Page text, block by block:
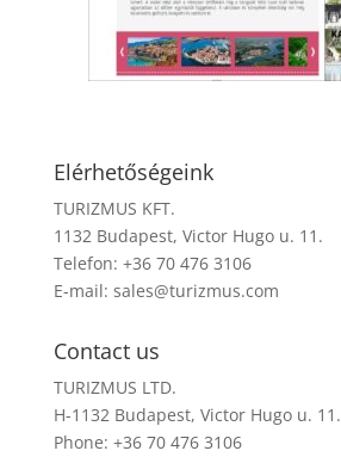
Elérhetőségeink
TURIZMUS KFT.
1132 Budapest, Victor Hugo u. 11.
Telefon: +36 70 476 3106
E-mail: sales@turizmus.com
Contact us
TURIZMUS LTD.
H-1132 Budapest, Victor Hugo u. 11.
Phone: +36 70 476 3106